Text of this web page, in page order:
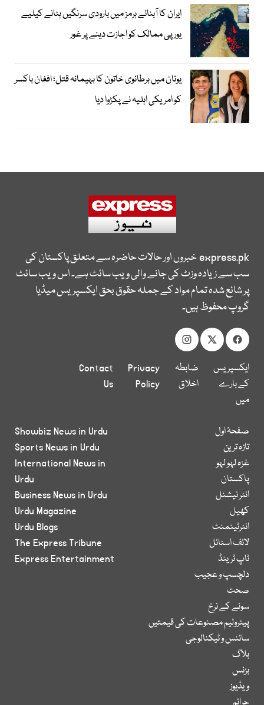
ایران کا آبنائے ہرمز میں بارودی سرنگیں ہٹانے کیلیے
یورپی ممالک کو اجازت دینے پر غور
یونان میں برطانوی خاتون کا بہیمانہ قتل؛ افغان باکسر
کو امریکی اہلیہ نے پکڑوا دیا
express.pkخبروں اور حالات حاضرہ سے متعلق پاکستان کی
سب سے زیادہ وزٹ کی جانے والی ویب سائٹ ہے۔ اس ویب سائٹ
پر شائع شدہ تمام مواد کے جملہ حقوق بحق ایکسپریس میڈیا
گروپ محفوظ ہیں۔
ایکسپریس
کے بارے
میں
ضابطہ
اخلاق
Privacy
Policy
Contact
Us
صفحۂ اول
تازہ ترین
غزہ لہو لہو
پاکستان
انٹر نیشنل
کھیل
انٹرٹینمنٹ
لائف اسٹائل
ٹاپ ٹرینڈ
دلچسپ و عجیب
صحت
سونے کے نرخ
پیٹرولیم مصنوعات کی قیمتیں
سائنس و ٹیکنالوجی
بلاگ
بزنس
ویڈیوز
Showbiz News in Urdu
Sports News in Urdu
International News in
Urdu
Business News in Urdu
Urdu Magazine
Urdu Blogs
The Express Tribune
Express Entertainment